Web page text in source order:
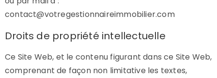
contact@votregestionnaireimmobilier.com
Droits de propriété intellectuelle
Ce Site Web, et le contenu figurant dans ce Site Web,
comprenant de façon non limitative les textes,